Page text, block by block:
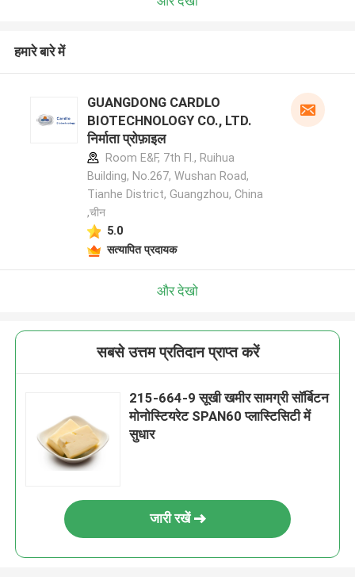
हमारे बारे में
GUANGDONG CARDLO
BIOTECHNOLOGY CO., LTD.
निर्माता प्रोफ़ाइल
Room E&F, 7th Fl., Ruihua
Building, No.267, Wushan Road,
Tianhe District, Guangzhou, China
,चीन
5.0
सत्यापित प्रदायक
और देखो
सबसे उत्तम प्रतिदान प्राप्त करें
215-664-9 सूखी खमीर सामग्री सॉर्बिटन
मोनोस्टियरेट SPAN60 प्लास्टिसिटी में
सुधार
जारी रखें